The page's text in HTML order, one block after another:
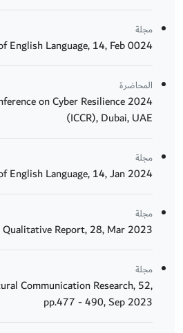
مجلة
English Language, 14, Feb 0024
المحاضرة
on Cyber Resilience
(ICCR), Dubai, UAE
مجلة
English Language, 14, Jan 2024
مجلة
Qualitative Report, 28, Mar 2023
مجلة
Communication Research, 52,
pp.477 - 490, Sep 2023